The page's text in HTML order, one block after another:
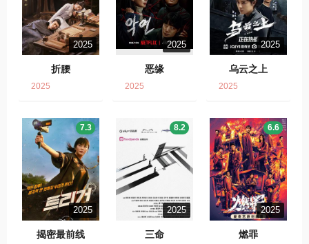
2025
折腰
2025
2025
恶缘
2025
2025
乌云之上
2025
2025
揭密最前线
7.3
2025
三命
8.2
2025
燃罪
6.6